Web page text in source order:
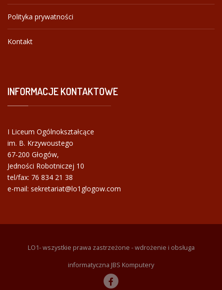
Polityka prywatności
Kontakt
INFORMACJEKONTAKTOWE
I Liceum Ogólnokształcące
im. B. Krzywoustego
67-200 Głogów,
Jedności Robotniczej 10
tel/fax: 76 834 21 38
e-mail: sekretariat@lo1glogow.com
LO1- wszystkie prawa zastrzeżone - wdrożenie i obsługa
informatyczna JBS Komputery